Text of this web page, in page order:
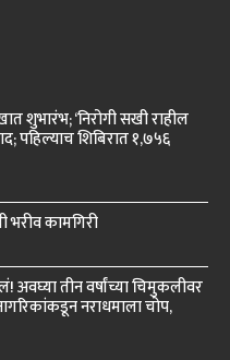
शुभारंभ; ‘निरोगी सखी राहील
पहिल्याच शिबिरात १,७५६
भरीव कामगिरी
अवघ्या तीन वर्षांच्या चिमुकलीवर
नराधमाला चोप,